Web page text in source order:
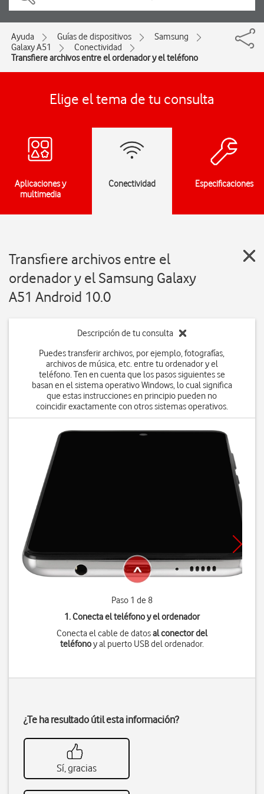
Ayuda Guías de dispositivos
Samsung
Galaxy A51
Conectividad
Transfiere archivos entre el ordenador y el teléfono
Elige el tema de tu consulta
Aplicaciones y
multimedia
Conectividad Especificaciones
Transfiere archivos entre el
ordenador y el Samsung Galaxy
A51 Android 10.0
Descripción de tu consulta
Puedes transferir archivos, por ejemplo, fotografías,
archivos de música, etc. entre tu ordenador y el
teléfono. Ten en cuenta que los pasos siguientes se
basan en el sistema operativo Windows, lo cual significa
que estas instrucciones en principio pueden no
coincidir exactamente con otros sistemas operativos.
Paso 1 de 8
1. Conecta el teléfono y el ordenador
Conecta el cable de datosal conector del
teléfonoy al puerto USB del ordenador.
¿Te ha resultado útil esta información?
Sí, gracias